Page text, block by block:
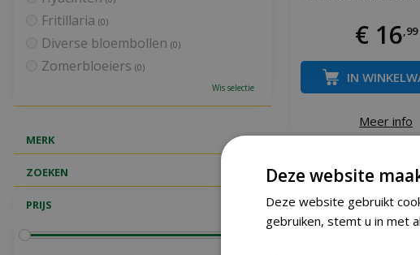
€ 16 99
Meer info
IN
Fritillaria (0)
Diverse bloembollen (0)
Zomerbloeiers (0)
Wis selectie
MERK
ZOEKEN
PRIJS
Deze website
Deze website gebruikt
gebruiken, stemt u in met